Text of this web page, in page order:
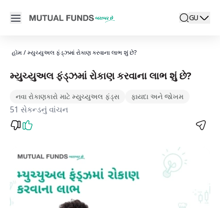
Open main menu
search
Locale
GU
active
હૉમ / મ્યુચ્યુઅલ ફંડ્ઝમાં રોકાણ કરવાના લાભ શું છે?
મ્યુચ્યુઅલ ફંડ્ઝમાં રોકાણ કરવાના લાભ શું છે?
નવા રોકાણકારો માટે મ્યુચ્યુઅલ ફંડ્સ ફાયદા અને જોખમ
51 સેકન્ડનું વાંચન